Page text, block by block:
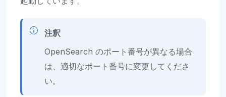
注釈
OpenSearch のポート番号が異なる場合
は、適切なポート番号に変更してくださ
い。